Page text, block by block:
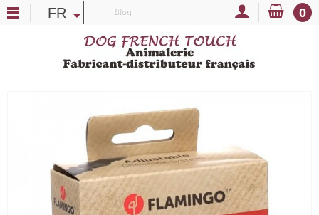
FR Blog 0